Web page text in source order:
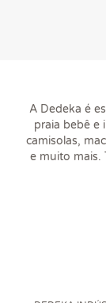
A Dedeka é
praia bebê e
camisolas,
e muito